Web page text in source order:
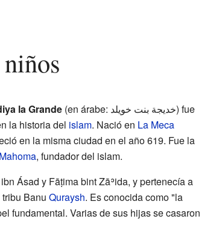
niños
la Grande(en árabe: خديجة بنت خويلد) fue
la historia del islam. Nació en La Meca
en la misma ciudad en el año 619. Fue la
, fundador del islam.
Ásad y Fāṭima bint Zāʾida, y pertenecía a
Banu Quraysh. Es conocida como "la
fundamental. Varias de sus hijas se casaron